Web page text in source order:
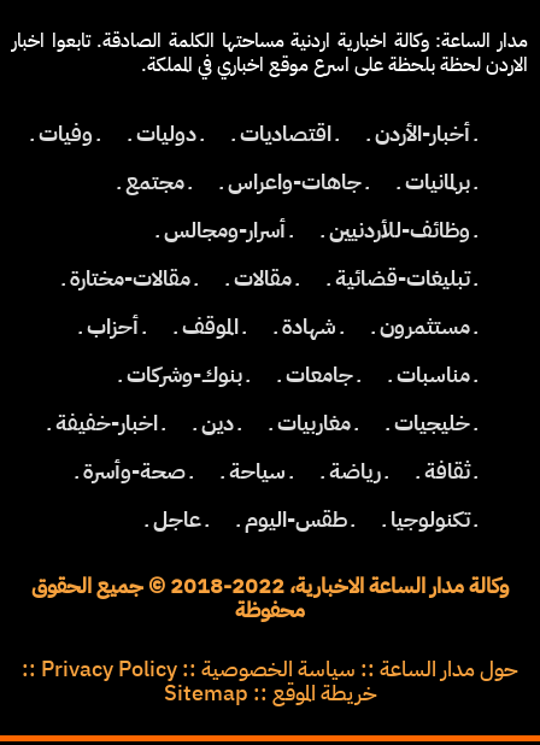
مدار الساعة: وكالة اخبارية اردنية مساحتها الكلمة الصادقة. تابعوا اخبار
الاردن لحظة بلحظة على اسرع موقع اخباري في المملكة.
ـ أخبار-الأردن ـ ـ اقتصاديات ـ ـ دوليات ـ
ـ وفيات ـ
ـ برلمانيات ـ
ـ جاهات-واعراس ـ
ـ مجتمع ـ
ـ وظائف-للأردنيين ـ
ـ أسرار-ومجالس ـ
ـ تبليغات-قضائية ـ
ـ مقالات ـ
ـ مقالات-مختارة ـ
ـ مستثمرون ـ
ـ شهادة ـ ـ الموقف ـ
ـ أحزاب ـ
ـ مناسبات ـ
ـ جامعات ـ
ـ بنوك-وشركات ـ
ـ خليجيات ـ
ـ مغاربيات ـ ـ دين ـ
ـ اخبار-خفيفة ـ
ـ ثقافة ـ
ـ رياضة ـ ـ سياحة ـ
ـ صحة-وأسرة ـ
ـ تكنولوجيا ـ
ـ طقس-اليوم ـ ـ عاجل ـ
وكالة مدار الساعة الاخبارية، 2022-2018 © جميع الحقوق
محفوظة
حول مدار الساعة :: سياسة الخصوصية ::
Privacy Policy
::
خريطة الموقع ::
Sitemap